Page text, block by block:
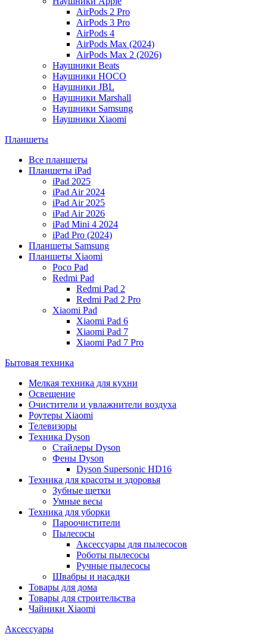
AirPods 2 Pro
AirPods 3 Pro
AirPods 4
AirPods Max (2024)
AirPods Max 2 (2026)
Наушники Beats
Наушники HOCO
Наушники JBL
Наушники Marshall
Наушники Samsung
Наушники Xiaomi
Планшеты
Все планшеты
Планшеты iPad
iPad 2025
iPad Air 2024
iPad Air 2025
iPad Air 2026
iPad Mini 4 2024
iPad Pro (2024)
Планшеты Samsung
Планшеты Xiaomi
Poco Pad
Redmi Pad
Redmi Pad 2
Redmi Pad 2 Pro
Xiaomi Pad
Xiaomi Pad 6
Xiaomi Pad 7
Xiaomi Pad 7 Pro
Бытовая техника
Мелкая техника для кухни
Освещение
Очистители и увлажнители воздуха
Роутеры Xiaomi
Телевизоры
Техника Dyson
Стайлеры Dyson
Фены Dyson
Dyson Supersonic HD16
Техника для красоты и здоровья
Зубные щетки
Умные весы
Техника для уборки
Пароочистители
Пылесосы
Аксессуары для пылесосов
Роботы пылесосы
Ручные пылесосы
Швабры и насадки
Товары для дома
Товары для строительства
Чайники Xiaomi
Аксессуары